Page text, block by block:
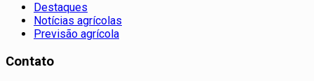
Destaques
Notícias agrícolas
Previsão agrícola
Contato